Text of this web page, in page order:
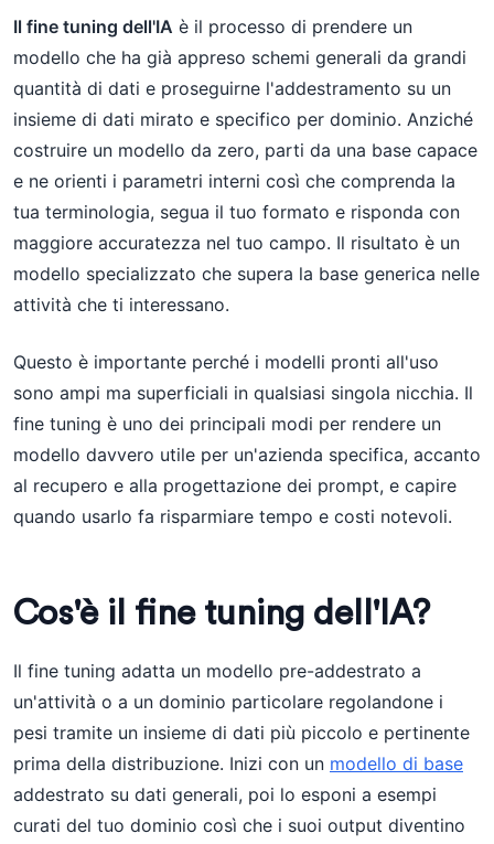
Il fine tuning dell'IA è il processo di prendere un
modello che ha già appreso schemi generali da grandi
quantità di dati e proseguirne l'addestramento su un
insieme di dati mirato e specifico per dominio. Anziché
costruire un modello da zero, parti da una base capace
e ne orienti i parametri interni così che comprenda la
tua terminologia, segua il tuo formato e risponda con
maggiore accuratezza nel tuo campo. Il risultato è un
modello specializzato che supera la base generica nelle
attività che ti interessano.
Questo è importante perché i modelli pronti all'uso
sono ampi ma superficiali in qualsiasi singola nicchia. Il
fine tuning è uno dei principali modi per rendere un
modello davvero utile per un'azienda specifica, accanto
al recupero e alla progettazione dei prompt, e capire
quando usarlo fa risparmiare tempo e costi notevoli.
Cos'è il fine tuning dell'IA?
Il fine tuning adatta un modello pre-addestrato a
un'attività o a un dominio particolare regolandone i
pesi tramite un insieme di dati più piccolo e pertinente
prima della distribuzione. Inizi con un modello di base
addestrato su dati generali, poi lo esponi a esempi
curati del tuo dominio così che i suoi output diventino